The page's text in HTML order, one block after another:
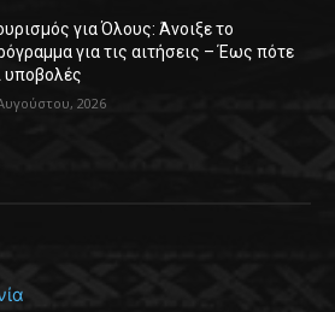
για Όλους: Άνοιξε το
για τις αιτήσεις – Έως πότε
υποβολές
2026